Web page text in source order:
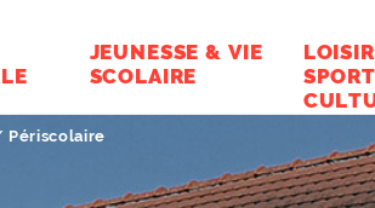
JEUNESSE & VIE
SCOLAIRE
Page active :
Périscolaire